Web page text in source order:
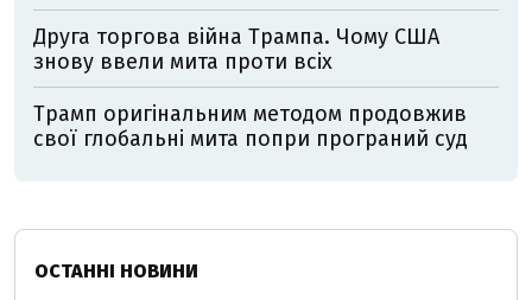
Друга торгова війна Трампа. Чому США
знову ввели мита проти всіх
Трамп оригінальним методом продовжив
свої глобальні мита попри програний суд
ОСТАННІ НОВИНИ